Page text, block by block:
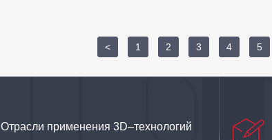
< 1 2 3 4 5
Отрасли применения 3D–технологий